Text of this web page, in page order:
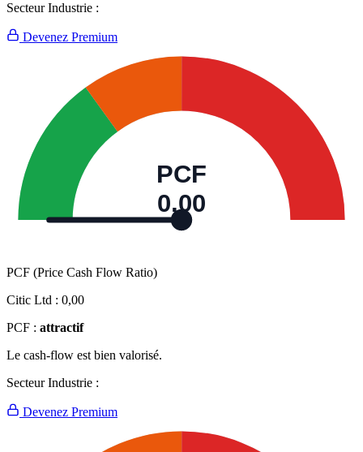
Secteur Industrie :
Devenez Premium
PCF
0,00
PCF (Price Cash Flow Ratio)
Citic Ltd : 0,00
PCF : attractif
Le cash-flow est bien valorisé.
Secteur Industrie :
Devenez Premium